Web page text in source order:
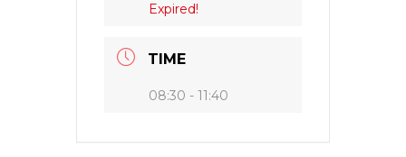
Expired!
TIME
08:30 - 11:40